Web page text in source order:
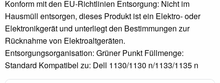
Konform mit den EU-Richtlinien Entsorgung: Nicht im
Hausmüll entsorgen, dieses Produkt ist ein Elektro- oder
Elektronikgerät und unterliegt den Bestimmungen zur
Rücknahme von Elektroaltgeräten.
Entsorgungsorganisation: Grüner Punkt Füllmenge:
Standard Kompatibel zu: Dell 1130/1130 n/1133/1135 n